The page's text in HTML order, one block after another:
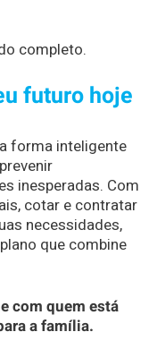
completo.
futuro hoje
forma inteligente
inesperadas. Com
cotar e contratar
necessidades,
que combine
com quem está
a família.